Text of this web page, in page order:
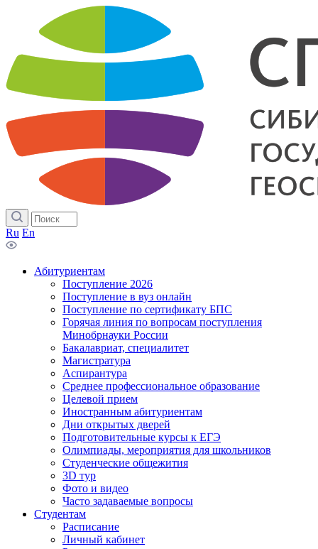
Ru En
Абитуриентам
Поступление 2026
Поступление в вуз онлайн
Поступление по сертификату БПС
Горячая линия по вопросам поступления
Минобрнауки России
Бакалавриат, специалитет
Магистратура
Аспирантура
Среднее профессиональное образование
Целевой прием
Иностранным абитуриентам
Дни открытых дверей
Подготовительные курсы к ЕГЭ
Олимпиады, мероприятия для школьников
Студенческие общежития
3D тур
Фото и видео
Часто задаваемые вопросы
Студентам
Расписание
Личный кабинет